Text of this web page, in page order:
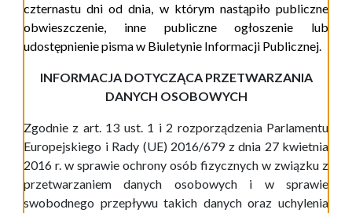
czternastu dni od dnia, w którym nastąpiło publiczne
obwieszczenie, inne publiczne ogłoszenie lub
udostępnienie pisma w Biuletynie Informacji Publicznej.
INFORMACJA DOTYCZĄCA PRZETWARZANIA
DANYCH OSOBOWYCH
Zgodnie z art. 13 ust. 1 i 2 rozporządzenia Parlamentu
Europejskiego i Rady (UE) 2016/679 z dnia 27 kwietnia
2016 r. w sprawie ochrony osób fizycznych w związku z
przetwarzaniem danych osobowych i w sprawie
swobodnego przepływu takich danych oraz uchylenia